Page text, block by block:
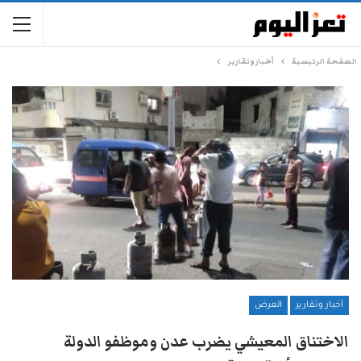
الصفحة الرئيسية أخبار وتقارير
أخبار وتقارير العرض
الاختناق المعيشي يضرب عدن وموظفو الدولة